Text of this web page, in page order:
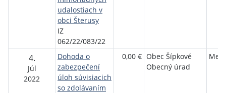
udalostiach v
obci Šterusy
IZ
062/22/083/22
4.
Júl
2022
Dohoda o
zabezpečení
úloh súvisiacich
so zdolávaním
0,00 € Obec Šípkové
Obecný úrad